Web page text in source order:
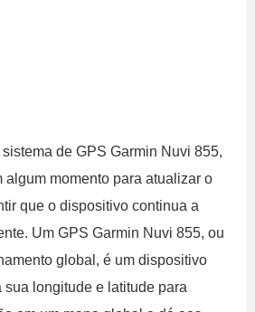
de GPS Garmin Nuvi 855,
algum momento para atualizar o
que o dispositivo continua a
Um GPS Garmin Nuvi 855, ou
global, é um dispositivo
sua longitude e latitude para